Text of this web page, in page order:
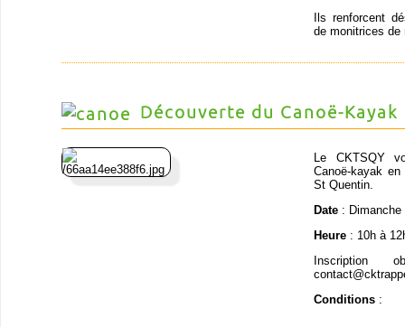
Ils renforcent
de monitrices
Découverte du Canoë-Kayak
Le CKTSQY
Canoë-kayak
St Quentin.
Date :
Heure : 10h à
Inscription
Conditions :